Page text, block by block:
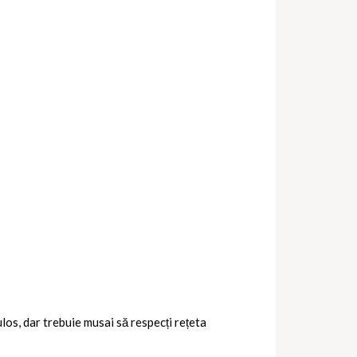
dar trebuie musai să respecți rețeta